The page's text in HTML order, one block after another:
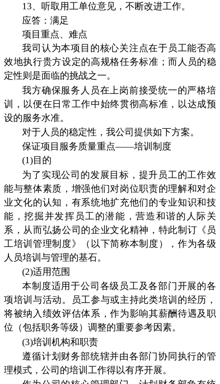
13、听取用工单位意见，不断改进工作。
应答：满足
项目重点、难点
我司认为本项目的核心关注点在于员工能否高
效地执行贵方设定的高规格任务标准；而人员的稳
定性则是面临的挑战之一。
我方确保服务人员在上岗前接受统一的严格培
训，以便在日常工作中始终贯彻高标准，以达成预
设的服务水准。
对于人员的稳定性，我公司提供如下方案。
保证项目服务质量重点——培训制度
(1)目的
为了实现公司的发展目标，提升员工的工作效
能与整体素质，增强他们对岗位职责的理解和对企
业文化的认知，有系统地扩充他们的专业知识和技
能，挖掘并发挥员工的潜能，营造和谐的人际关
系，从而弘扬公司的企业文化精神，特此制订《员
工培训管理制度》（以下简称本制度），作为各级
人员培训与管理的基石。
(2)适用范围
本制度适用于公司各级员工及各部门开展的各
项培训与活动。员工参与或主持此类培训的经历，
将被纳入绩效评估体系，作为影响其薪酬待遇及职
位（包括职务等级）调整的重要参考因素。
(3)培训机构和职责
遵循计划财务部统辖并由各部门协同执行的管
理模式，公司的培训工作得以有序开展。